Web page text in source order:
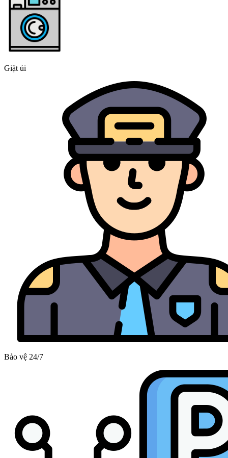
Giặt ủi
Bảo vệ 24/7